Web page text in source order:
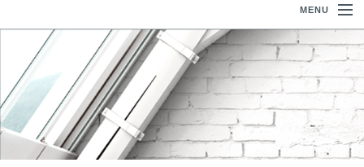
MENU
ACCUEIL
PRODUITS
DOCUMENTATIONS
COULEURS